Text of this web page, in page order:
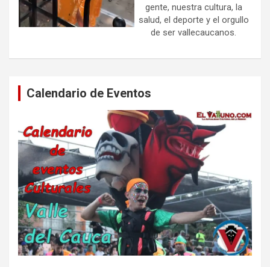
gente, nuestra cultura, la
salud, el deporte y el orgullo
de ser vallecaucanos.
Calendario de Eventos